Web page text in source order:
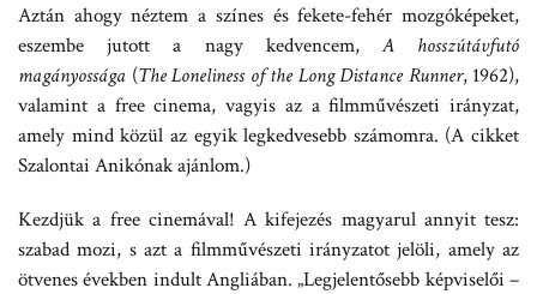
Aztán ahogy néztem a színes és fekete-fehér mozgóképeket,
eszembe jutott a nagy kedvencem,A hosszútávfutó
magányossága (The Loneliness of the Long Distance Runner, 1962),
valamint a free cinema, vagyis az a filmművészeti irányzat,
amely mind közül az egyik legkedvesebb számomra. (A cikket
Szalontai Anikónak ajánlom.)
Kezdjük a free cinemával! A kifejezés magyarul annyit tesz:
szabad mozi, s azt a filmművészeti irányzatot jelöli, amely az
ötvenes években indult Angliában. „Legjelentősebb képviselői –